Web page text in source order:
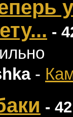
-
-
-